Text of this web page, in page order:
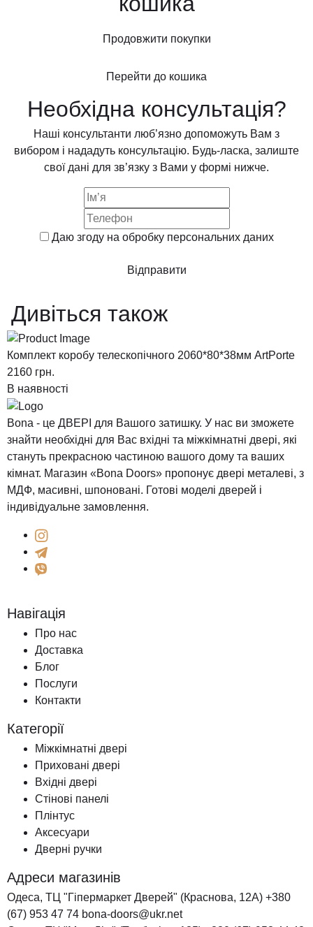
Продовжити покупки
Перейти до кошика
Необхідна консультація?
Наші консультанти люб’язно допоможуть Вам з
вибором і нададуть консультацію. Будь-ласка, залиште
свої дані для зв’язку з Вами у формі нижче.
Даю згоду на обробку персональних даних
Відправити
Дивіться також
Комплект коробу телескопічного 2060*80*38мм ArtPorte
2160 грн.
В наявності
Bona - це ДВЕРІ для Вашого затишку. У нас ви зможете
знайти необхідні для Вас вхідні та міжкімнатні двері, які
стануть прекрасною частиною вашого дому та ваших
кімнат. Магазин «Bona Doors» пропонує двері металеві, з
МДФ, масивні, шпоновані. Готові моделі дверей і
індивідуальне замовлення.
Навігація
Про нас
Доставка
Блог
Послуги
Контакти
Категорії
Міжкімнатні двері
Приховані двері
Вхідні двері
Стінові панелі
Плінтус
Аксесуари
Дверні ручки
Адреси магазинів
Одеса, ТЦ "Гіпермаркет Дверей" (Краснова, 12А) +380
(67) 953 47 74 bona-doors@ukr.net